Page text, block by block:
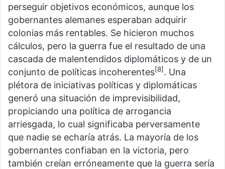
perseguir objetivos económicos, aunque los
gobernantes alemanes esperaban adquirir
colonias más rentables. Se hicieron muchos
cálculos, pero la guerra fue el resultado de una
cascada de malentendidos diplomáticos y de un
conjunto de políticas incoherentes[8]. Una
plétora de iniciativas políticas y diplomáticas
generó una situación de imprevisibilidad,
propiciando una política de arrogancia
arriesgada, lo cual significaba perversamente
que nadie se echaría atrás. La mayoría de los
gobernantes confiaban en la victoria, pero
también creían erróneamente que la guerra sería